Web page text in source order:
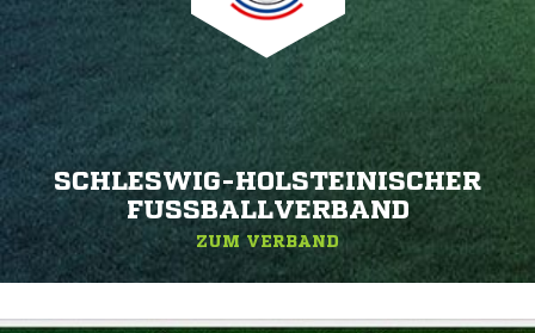
SCHLESWIG-HOLSTEINISCHER
FUSSBALLVERBAND
ZUM VERBAND